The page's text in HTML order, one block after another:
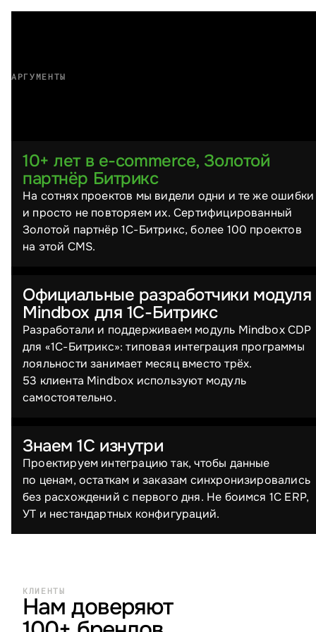
АРГУМЕНТЫ
10+ лет в e-commerce, Золотой
партнёр Битрикс
На сотнях проектов мы видели одни и те же ошибки
и просто не повторяем их. Сертифицированный
Золотой партнёр 1С-Битрикс, более 100 проектов
на этой CMS.
Официальные разработчики модуля
Mindbox для 1С-Битрикс
Разработали и поддерживаем модуль Mindbox CDP
для «1С-Битрикс»: типовая интеграция программы
лояльности занимает месяц вместо трёх.
53 клиента Mindbox используют модуль
самостоятельно.
Знаем 1С изнутри
Проектируем интеграцию так, чтобы данные
по ценам, остаткам и заказам синхронизировались
без расхождений с первого дня. Не боимся 1С ERP,
УТ и нестандартных конфигураций.
КЛИЕНТЫ
Нам доверяют